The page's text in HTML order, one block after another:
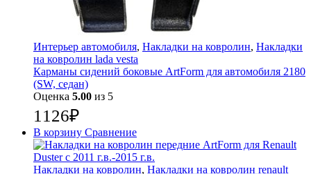
Интерьер автомобиля, Накладки на ковролин, Накладки
на ковролин lada vesta
Карманы сидений боковые ArtForm для автомобиля 2180
(SW, седан)
Оценка 5.00 из 5
1126₽
В корзину Сравнение
Накладки на ковролин, Накладки на ковролин renault